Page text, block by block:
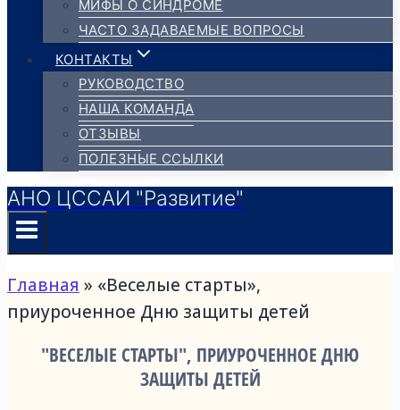
МИФЫ О СИНДРОМЕ
ЧАСТО ЗАДАВАЕМЫЕ ВОПРОСЫ
КОНТАКТЫ
РУКОВОДСТВО
НАША КОМАНДА
ОТЗЫВЫ
ПОЛЕЗНЫЕ ССЫЛКИ
АНО ЦССАИ "Развитие"
Главная » «Веселые старты»,
приуроченное Дню защиты детей
"ВЕСЕЛЫЕ СТАРТЫ", ПРИУРОЧЕННОЕ ДНЮ
ЗАЩИТЫ ДЕТЕЙ